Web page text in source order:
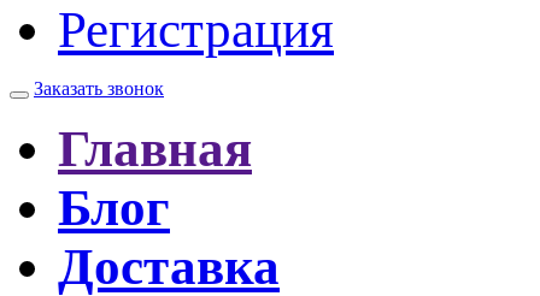
Регистрация
Заказать звонок
Главная
Блог
Доставка